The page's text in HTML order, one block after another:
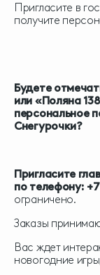
Пригласите в
получите
Будете
или «Поляна
персональное
Снегурочки?
Пригласите
по телефону:
ограничено.
Заказы
Вас ждет
новогодние